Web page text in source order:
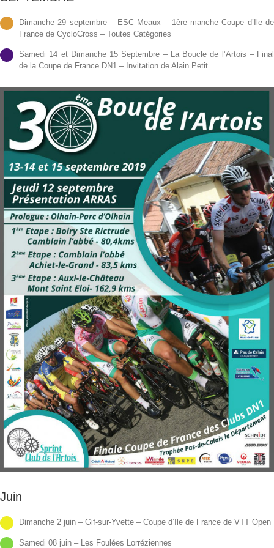
Dimanche 29 septembre – ESC Meaux – 1ère manche Coupe d’Ile de
France de CycloCross – Toutes Catégories
Samedi 14 et Dimanche 15 Septembre – La Boucle de l’Artois – Final
de la Coupe de France DN1 – Invitation de Alain Petit.
Juin
Dimanche 2 juin – Gif-sur-Yvette – Coupe d’Ile de France de VTT Open
Samedi 08 juin – Les Foulées Lorréziennes